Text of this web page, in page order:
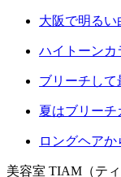
大阪で明る
ハイトーンカ
ブリーチして
夏はブリー
ロングヘア
美容室 TIAM（ティ